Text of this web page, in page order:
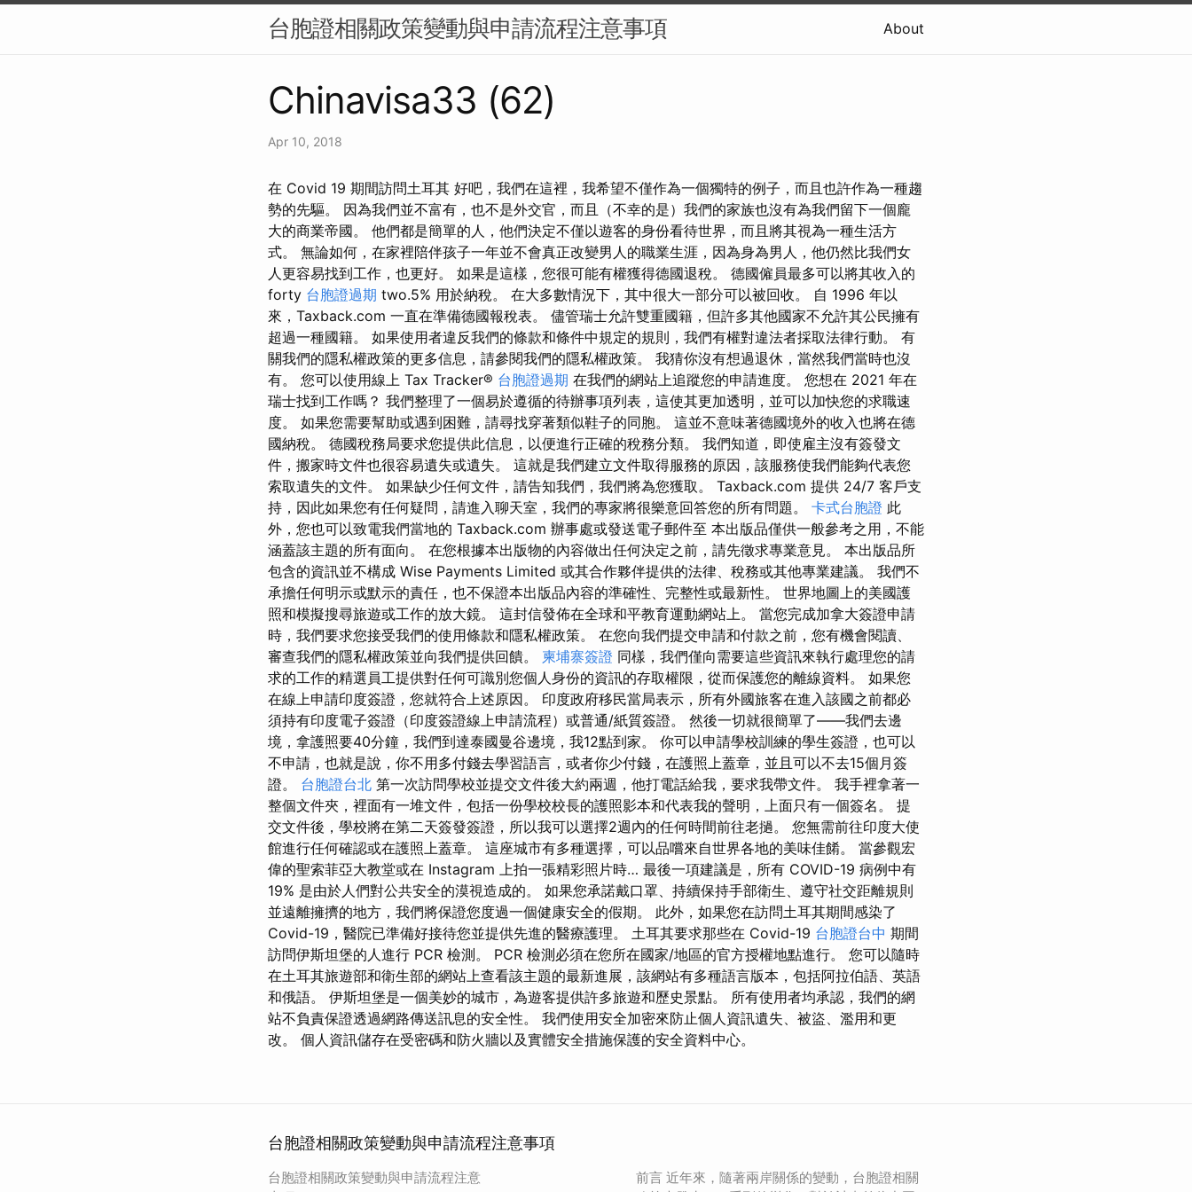
台胞證相關政策變動與申請流程注意事項 About
Chinavisa33 (62)
Apr 10, 2018
在 Covid 19 期間訪問土耳其 好吧，我們在這裡，我希望不僅作為一個獨特的例子，而且也許作為一種趨
勢的先驅。 因為我們並不富有，也不是外交官，而且（不幸的是）我們的家族也沒有為我們留下一個龐
大的商業帝國。 他們都是簡單的人，他們決定不僅以遊客的身份看待世界，而且將其視為一種生活方
式。 無論如何，在家裡陪伴孩子一年並不會真正改變男人的職業生涯，因為身為男人，他仍然比我們女
人更容易找到工作，也更好。 如果是這樣，您很可能有權獲得德國退稅。 德國僱員最多可以將其收入的
forty 台胞證過期 two.5% 用於納稅。 在大多數情況下，其中很大一部分可以被回收。 自 1996 年以
來，Taxback.com 一直在準備德國報稅表。 儘管瑞士允許雙重國籍，但許多其他國家不允許其公民擁有
超過一種國籍。 如果使用者違反我們的條款和條件中規定的規則，我們有權對違法者採取法律行動。 有
關我們的隱私權政策的更多信息，請參閱我們的隱私權政策。 我猜你沒有想過退休，當然我們當時也沒
有。 您可以使用線上 Tax Tracker® 台胞證過期 在我們的網站上追蹤您的申請進度。 您想在 2021 年在
瑞士找到工作嗎？ 我們整理了一個易於遵循的待辦事項列表，這使其更加透明，並可以加快您的求職速
度。 如果您需要幫助或遇到困難，請尋找穿著類似鞋子的同胞。 這並不意味著德國境外的收入也將在德
國納稅。 德國稅務局要求您提供此信息，以便進行正確的稅務分類。 我們知道，即使雇主沒有簽發文
件，搬家時文件也很容易遺失或遺失。 這就是我們建立文件取得服務的原因，該服務使我們能夠代表您
索取遺失的文件。 如果缺少任何文件，請告知我們，我們將為您獲取。 Taxback.com 提供 24/7 客戶支
持，因此如果您有任何疑問，請進入聊天室，我們的專家將很樂意回答您的所有問題。 卡式台胞證 此
外，您也可以致電我們當地的 Taxback.com 辦事處或發送電子郵件至 本出版品僅供一般參考之用，不能
涵蓋該主題的所有面向。 在您根據本出版物的內容做出任何決定之前，請先徵求專業意見。 本出版品所
包含的資訊並不構成 Wise Payments Limited 或其合作夥伴提供的法律、稅務或其他專業建議。 我們不
承擔任何明示或默示的責任，也不保證本出版品內容的準確性、完整性或最新性。 世界地圖上的美國護
照和模擬搜尋旅遊或工作的放大鏡。 這封信發佈在全球和平教育運動網站上。 當您完成加拿大簽證申請
時，我們要求您接受我們的使用條款和隱私權政策。 在您向我們提交申請和付款之前，您有機會閱讀、
審查我們的隱私權政策並向我們提供回饋。 柬埔寨簽證 同樣，我們僅向需要這些資訊來執行處理您的請
求的工作的精選員工提供對任何可識別您個人身份的資訊的存取權限，從而保護您的離線資料。 如果您
在線上申請印度簽證，您就符合上述原因。 印度政府移民當局表示，所有外國旅客在進入該國之前都必
須持有印度電子簽證（印度簽證線上申請流程）或普通/紙質簽證。 然後一切就很簡單了——我們去邊
境，拿護照要40分鐘，我們到達泰國曼谷邊境，我12點到家。 你可以申請學校訓練的學生簽證，也可以
不申請，也就是說，你不用多付錢去學習語言，或者你少付錢，在護照上蓋章，並且可以不去15個月簽
證。 台胞證台北 第一次訪問學校並提交文件後大約兩週，他打電話給我，要求我帶文件。 我手裡拿著一
整個文件夾，裡面有一堆文件，包括一份學校校長的護照影本和代表我的聲明，上面只有一個簽名。 提
交文件後，學校將在第二天簽發簽證，所以我可以選擇2週內的任何時間前往老撾。 您無需前往印度大使
館進行任何確認或在護照上蓋章。 這座城市有多種選擇，可以品嚐來自世界各地的美味佳餚。 當參觀宏
偉的聖索菲亞大教堂或在 Instagram 上拍一張精彩照片時… 最後一項建議是，所有 COVID-19 病例中有
19% 是由於人們對公共安全的漠視造成的。 如果您承諾戴口罩、持續保持手部衛生、遵守社交距離規則
並遠離擁擠的地方，我們將保證您度過一個健康安全的假期。 此外，如果您在訪問土耳其期間感染了
Covid-19，醫院已準備好接待您並提供先進的醫療護理。 土耳其要求那些在 Covid-19 台胞證台中 期間
訪問伊斯坦堡的人進行 PCR 檢測。 PCR 檢測必須在您所在國家/地區的官方授權地點進行。 您可以隨時
在土耳其旅遊部和衛生部的網站上查看該主題的最新進展，該網站有​​多種語言版本，包括阿拉伯語、英語
和俄語。 伊斯坦堡是一個美妙的城市，為遊客提供許多旅遊和歷史景點。 所有使用者均承認，我們的網
站不負責保證透過網路傳送訊息的安全性。 我們使用安全加密來防止個人資訊遺失、被盜、濫用和更
改。 個人資訊儲存在受密碼和防火牆以及實體安全措施保護的安全資料中心。
台胞證相關政策變動與申請流程注意事項
台胞證相關政策變動與申請流程注意
前言 近年來，隨著兩岸關係的變動，台胞證相關